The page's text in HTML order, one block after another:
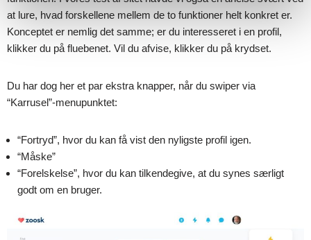
at lure, hvad forskellene mellem de to funktioner helt konkret er.
Konceptet er nemlig det samme; er du interesseret i en profil,
klikker du på fluebenet. Vil du afvise, klikker du på krydset.
Du har dog her et par ekstra knapper, når du swiper via
“Karrusel”-menupunktet:
“Fortryd”, hvor du kan få vist den nyligste profil igen.
“Måske”
“Forelskelse”, hvor du kan tilkendegive, at du synes særligt
godt om en bruger.